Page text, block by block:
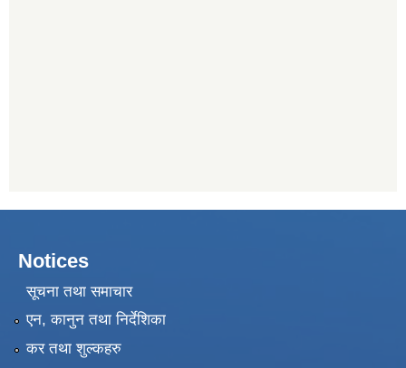
Notices
सूचना तथा समाचार
एन, कानुन तथा निर्देशिका
कर तथा शुल्कहरु